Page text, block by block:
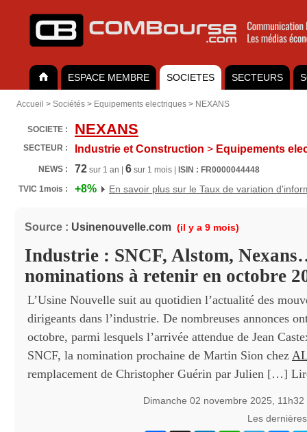
ESPACE MEMBRE SOCIETES SECTEURS
Accueil > Sociétés > Equipements electriques > NEXANS
SOCIETE : NEXANS
SECTEUR : Industrie et Construction > Equipements
NEWS : 72 sur 1 an | 6 sur 1 mois |
ISIN : FR0000044448
TVIC 1mois :
+8% En savoir plus sur le Taux de variation
Source : Usinenouvelle.com (il y a 9 mois)
Industrie : SNCF, Alstom,
nominations à retenir en octobre
L’Usine Nouvelle suit au quotidien l’actualité des
dirigeants dans l’industrie. De nombreuses annonces
octobre, parmi lesquels l’arrivée attendue de Jean
SNCF, la nomination prochaine de Martin Sion chez
remplacement de Christopher Guérin par Julien […]
Dimanche 02 novembre 2025,
Les